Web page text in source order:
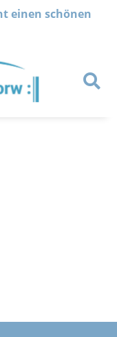
einen schönen